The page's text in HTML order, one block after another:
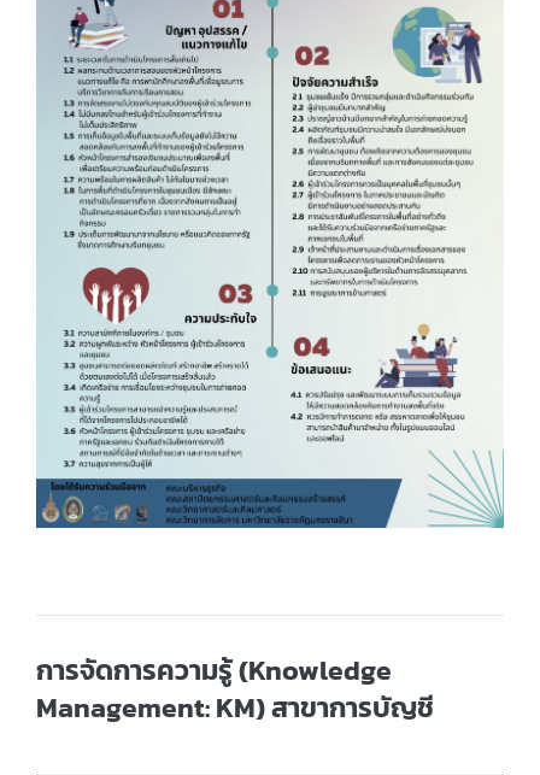
การจัดการความรู้ (Knowledge
Management: KM) สาขาการบัญชี